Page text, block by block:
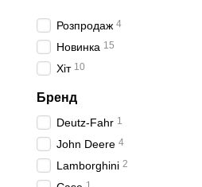
Розпродаж 4
Новинка 15
Хіт 10
Бренд
Deutz-Fahr 1
John Deere 4
Lamborghini 2